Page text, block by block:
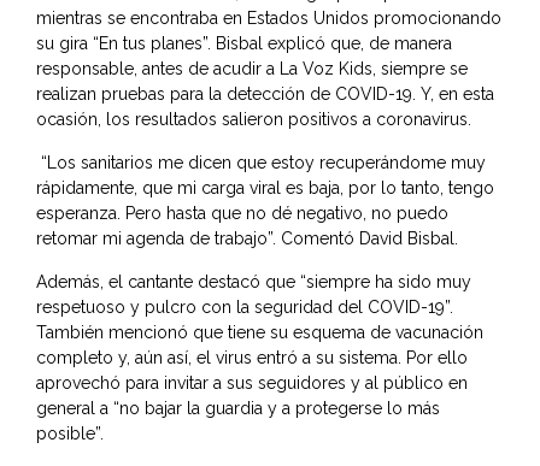
mientras se encontraba en Estados Unidos promocionando
su gira “En tus planes”. Bisbal explicó que, de manera
responsable, antes de acudir a La Voz Kids, siempre se
realizan pruebas para la detección de COVID-19. Y, en esta
ocasión, los resultados salieron positivos a coronavirus.
“Los sanitarios me dicen que estoy recuperándome muy
rápidamente, que mi carga viral es baja, por lo tanto, tengo
esperanza. Pero hasta que no dé negativo, no puedo
retomar mi agenda de trabajo”. Comentó David Bisbal.
Además, el cantante destacó que “siempre ha sido muy
respetuoso y pulcro con la seguridad del COVID-19”.
También mencionó que tiene su esquema de vacunación
completo y, aún así, el virus entró a su sistema. Por ello
aprovechó para invitar a sus seguidores y al público en
general a “no bajar la guardia y a protegerse lo más
posible”.